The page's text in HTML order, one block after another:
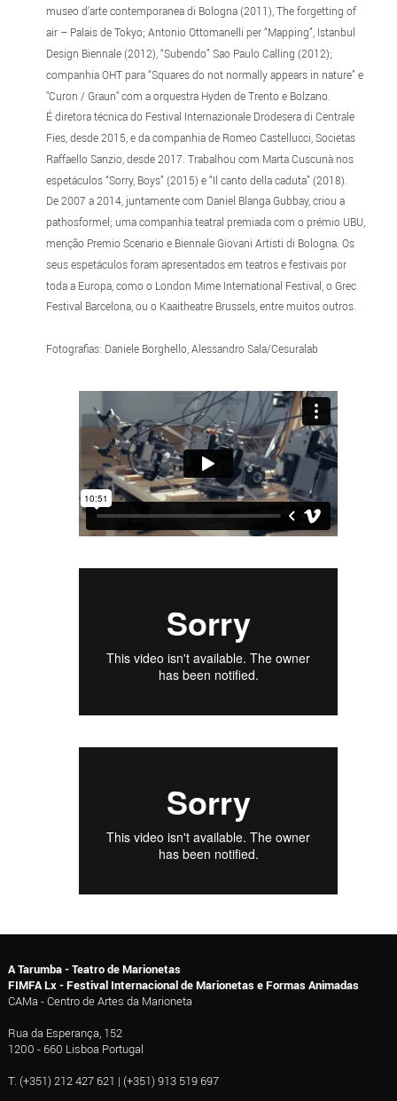
museo d’arte contemporanea di Bologna (2011), The forgetting of
air – Palais de Tokyo; Antonio Ottomanelli per “Mapping”, Istanbul
Design Biennale (2012), “Subendo” Sao Paulo Calling (2012);
companhia OHT para “Squares do not normally appears in nature” e
"Curon / Graun" com a orquestra Hyden de Trento e Bolzano.
É diretora técnica do Festival Internazionale Drodesera di Centrale
Fies, desde 2015, e da companhia de Romeo Castellucci, Societas
Raffaello Sanzio, desde 2017. Trabalhou com Marta Cuscunà nos
espetáculos “Sorry, Boys” (2015) e “Il canto della caduta” (2018).
De 2007 a 2014, juntamente com Daniel Blanga Gubbay, criou a
pathosformel; uma companhia teatral premiada com o prémio UBU,
menção Premio Scenario e Biennale Giovani Artisti di Bologna. Os
seus espetáculos foram apresentados em teatros e festivais por
toda a Europa, como o London Mime International Festival, o Grec
Festival Barcelona, ou o Kaaitheatre Brussels, entre muitos outros.
Fotografias: Daniele Borghello, Alessandro Sala/Cesuralab
A Tarumba - Teatro de Marionetas
FIMFA Lx - Festival Internacional de Marionetas e Formas Animadas
CAMa - Centro de Artes da Marioneta
Rua da Esperança, 152
1200 - 660 Lisboa Portugal
T. (+351) 212 427 621 | (+351) 913 519 697